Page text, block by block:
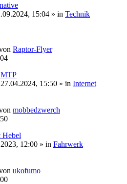
15:04 » in Technik
Raptor-Flyer
MTP
27.04.2024, 15:50 » in Internet
mobbedzwerch
Hebel
12:00 » in Fahrwerk
ukofumo